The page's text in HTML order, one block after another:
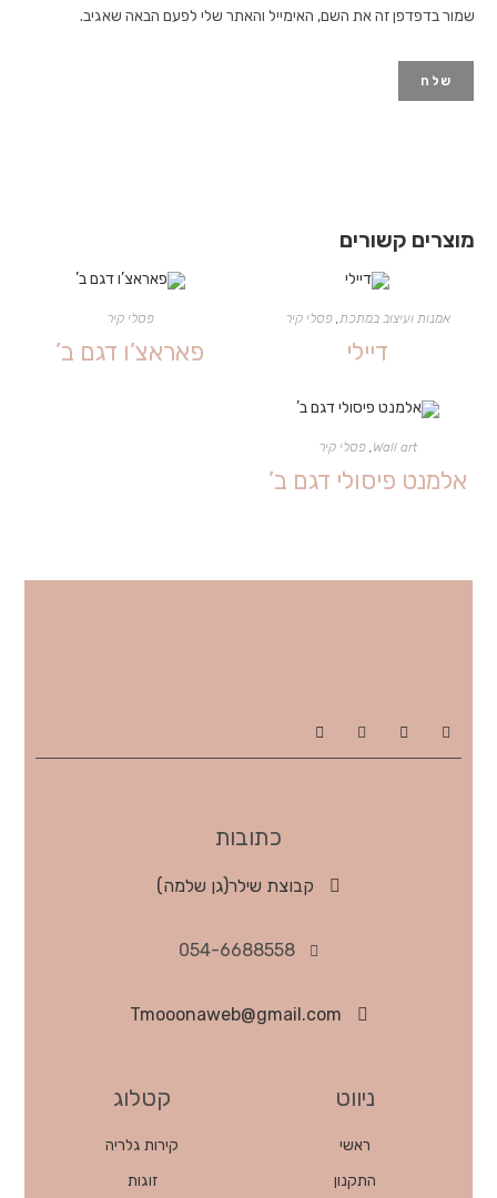
מוצרים קשורים
אמנות ועיצוב במתכת ,פסלי קיר
דיילי
פסלי קיר
פאראצ’ו דגם ב’
Wall art
,פסלי קיר
אלמנט פיסולי דגם ב’
שמור בדפדפן זה את השם, האימייל והאתר שלי לפעם הבאה שאגיב.
כתובות
קבוצת שילר(גן שלמה)
054-6688558
Tmooonaweb@gmail.com
ניווט
ראשי
התקנון
קטלוג
קירות גלריה
זוגות